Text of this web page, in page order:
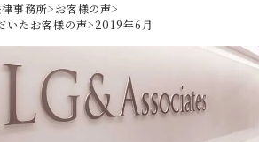
事務所>お客様の声>
いたお客様の声>2019年6月